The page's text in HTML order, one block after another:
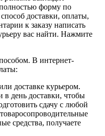
форму по
доставки, оплаты,
к заказу написать
вас найти. Нажмите
В интернет-
доставке курьером.
в день доставки, чтобы
сдачу с любой
средства, получаете